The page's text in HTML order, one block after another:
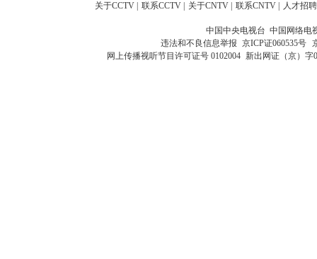
关于CCTV 联系CCTV 关于CNTV 联系CNTV 人才招聘
中国中央电视台 中国网络电
违法和不良信息举报 京ICP证060535号
网上传播视听节目许可证号 0102004 新出网证（京）